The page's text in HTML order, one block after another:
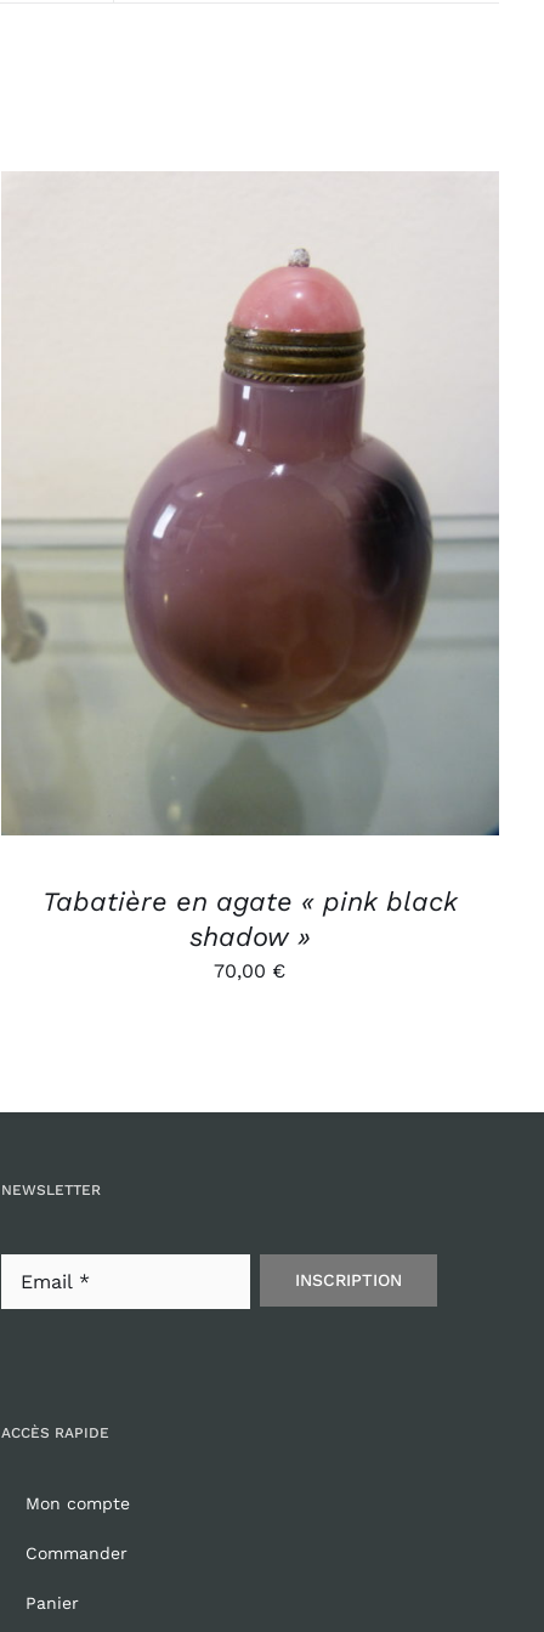
AJOUTER AU PANIER APERÇU
Tabatière en agate « pink black
shadow »
70,00 €
NEWSLETTER
INSCRIPTION
ACCÈS RAPIDE
Mon compte
Commander
Panier